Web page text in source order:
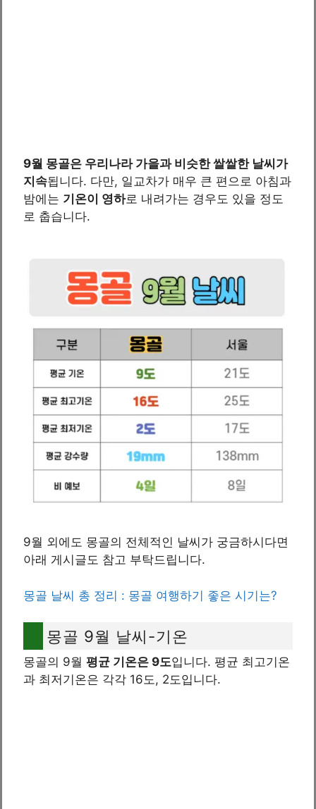
9월 몽골은 우리나라 가을과 비슷한 쌀쌀한 날씨가
지속됩니다. 다만, 일교차가 매우 큰 편으로 아침과
밤에는 기온이 영하로 내려가는 경우도 있을 정도
로 춥습니다.
9월 외에도 몽골의 전체적인 날씨가 궁금하시다면
아래 게시글도 참고 부탁드립니다.
몽골 날씨 총 정리 : 몽골 여행하기 좋은 시기는?
몽골 9월 날씨-기온
몽골의 9월 평균 기온은 9도입니다. 평균 최고기온
과 최저기온은 각각 16도, 2도입니다.